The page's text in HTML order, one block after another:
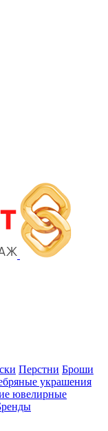
Перстни Броши
украшения
ювелирные